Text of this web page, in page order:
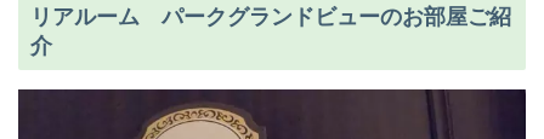
リアルーム パークグランドビューのお部屋ご紹
介